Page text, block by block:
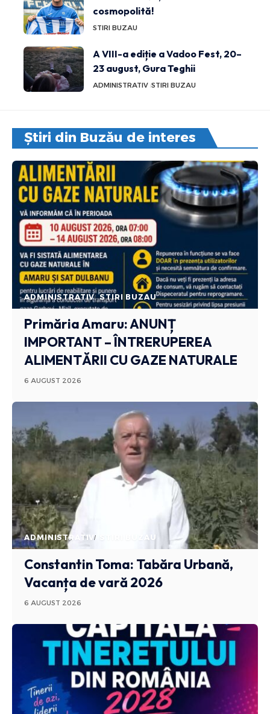
cosmopolită!
STIRI BUZAU
A VIII-a ediție a Vadoo Fest, 20–
23 august, Gura Teghii
ADMINISTRATIV STIRI BUZAU
Știri din Buzău de interes
ADMINISTRATIV STIRI BUZAU
Primăria Amaru: ANUNȚ
IMPORTANT – ÎNTRERUPEREA
ALIMENTĂRII CU GAZE NATURALE
6 AUGUST 2026
ADMINISTRATIV STIRI BUZAU
Constantin Toma: Tabăra Urbană,
Vacanța de vară 2026
6 AUGUST 2026